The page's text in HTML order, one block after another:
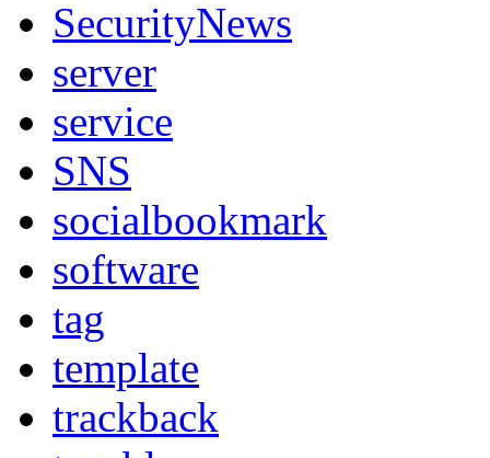
SecurityNews
server
service
SNS
socialbookmark
software
tag
template
trackback